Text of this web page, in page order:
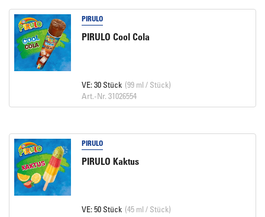
PIRULO
PIRULO Cool Cola
VE: 30 Stück (99 ml / Stück)
Art.-Nr. 31026554
PIRULO
PIRULO Kaktus
VE: 50 Stück (45 ml / Stück)